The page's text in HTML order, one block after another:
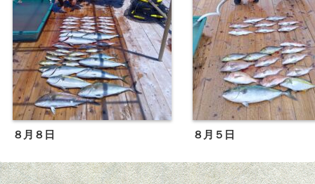
８月８日 ８月５日